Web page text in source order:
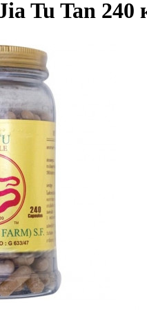
Tu Tan 240